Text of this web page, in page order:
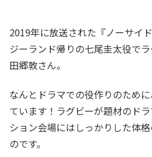
2019年に放送された『ノーサイ
ジーランド帰りの七尾圭太役で
田郷敦さん。
なんとドラマでの役作りのため
ています！ラグビーが題材のド
ション会場にはしっかりした体
のです。